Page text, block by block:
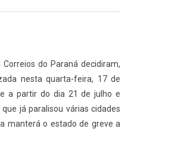
do Paraná decidiram,
nesta quarta-feira, 17 de
a partir do dia 21 de julho e
já paralisou várias cidades
manterá o estado de greve a